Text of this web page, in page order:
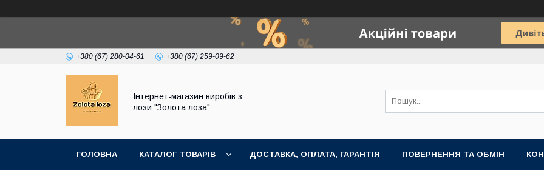
+380 (67) 280-04-61 +380 (67) 259-09-62
Інтернет-магазин виробів з
лози "Золота лоза"
ГОЛОВНА КАТАЛОГ ТОВАРІВ ДОСТАВКА, ОПЛАТА, ГАРАНТІЯ ПОВЕРНЕННЯ ТА ОБМІН